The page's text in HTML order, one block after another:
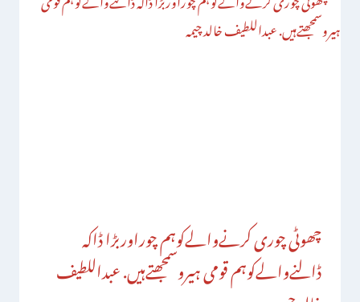
چھوٹی چوری کرنےوالےکوہم چوراوربڑا ڈاکہ
ڈالنےوالےکوہم قومی ہیروسمجھتےہیں. عبداللطیف